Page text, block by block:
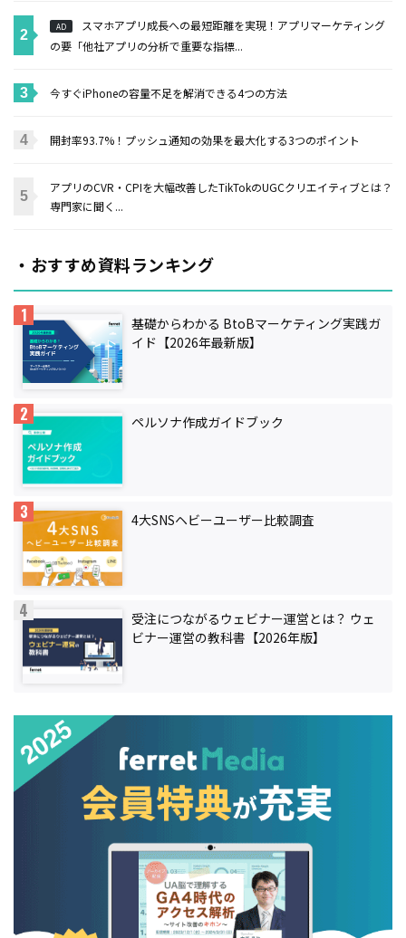
AD
スマホアプリ成長への最短距離を実現！アプリマーケティング
の要「他社アプリの分析で重要な指標...
今すぐiPhoneの容量不足を解消できる4つの方法
開封率93.7%！プッシュ通知の効果を最大化する3つのポイント
アプリのCVR・CPIを大幅改善したTikTokのUGCクリエイティブとは？
専門家に聞く...
・おすすめ資料ランキング
基礎からわかる BtoBマーケティング実践ガ
イド【2026年最新版】
ペルソナ作成ガイドブック
4大SNSヘビーユーザー比較調査
受注につながるウェビナー運営とは？ ウェ
ビナー運営の教科書【2026年版】